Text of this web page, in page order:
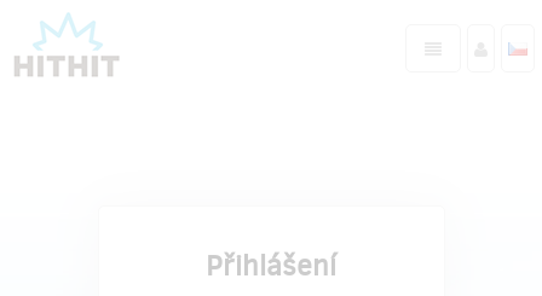
Přihlášení